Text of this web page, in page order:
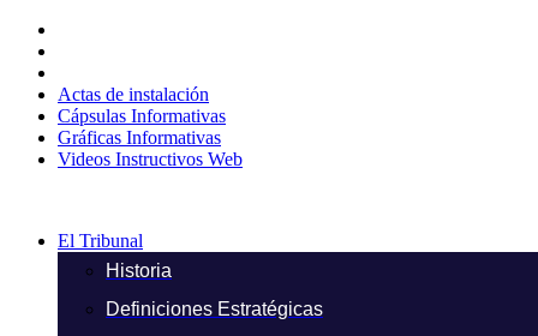
contenido
Actas de instalación
Cápsulas Informativas
Gráficas Informativas
Videos Instructivos Web
El Tribunal
Historia
Definiciones Estratégicas